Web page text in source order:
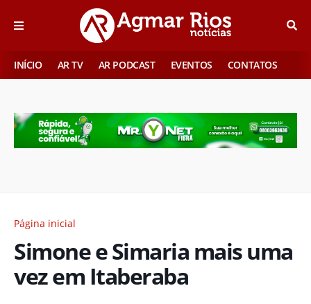
INÍCIO AR TV AR PODCAST EVENTOS CONTATOS
Página inicial
Simone e Simaria mais uma
vez em Itaberaba